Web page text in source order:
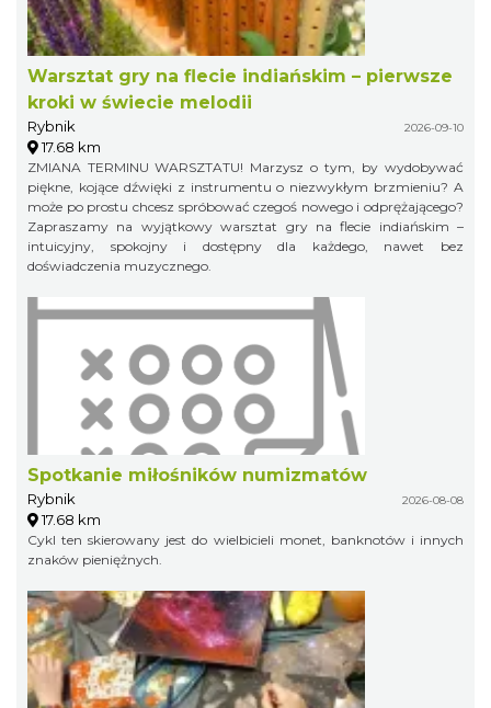
Warsztat gry na flecie indiańskim – pierwsze
kroki w świecie melodii
Rybnik 2026-09-10
17.68 km
ZMIANA TERMINU WARSZTATU! Marzysz o tym, by wydobywać
piękne, kojące dźwięki z instrumentu o niezwykłym brzmieniu? A
może po prostu chcesz spróbować czegoś nowego i odprężającego?
Zapraszamy na wyjątkowy warsztat gry na flecie indiańskim –
intuicyjny, spokojny i dostępny dla każdego, nawet bez
doświadczenia muzycznego.
Spotkanie miłośników numizmatów
Rybnik 2026-08-08
17.68 km
Cykl ten skierowany jest do wielbicieli monet, banknotów i innych
znaków pieniężnych.